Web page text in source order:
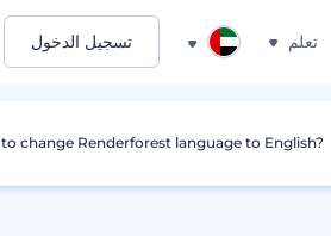
تعلم تسجيل الدخول
change Renderforest language to English?